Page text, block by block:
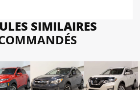
SIMILAIRES